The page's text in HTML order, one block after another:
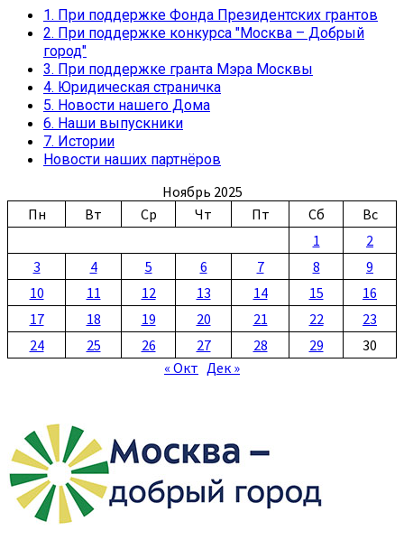
призёр
«Кубка
Защитников
Отечества»
для
ветеранов
СВО
1. При поддержке Фонда Президентских грантов
2. При поддержке конкурса "Москва – Добрый
город"
3. При поддержке гранта Мэра Москвы
4. Юридическая страничка
5. Новости нашего Дома
6. Наши выпускники
7. Истории
Новости наших партнёров
Ноябрь 2025
Пн
Вт Ср Чт Пт Сб
Вс
1
2
3
4 5 6 7 8
9
10
11 12 13 14 15
16
17
18 19 20 21 22
23
24
25 26 27 28 29
30
« Окт Дек »